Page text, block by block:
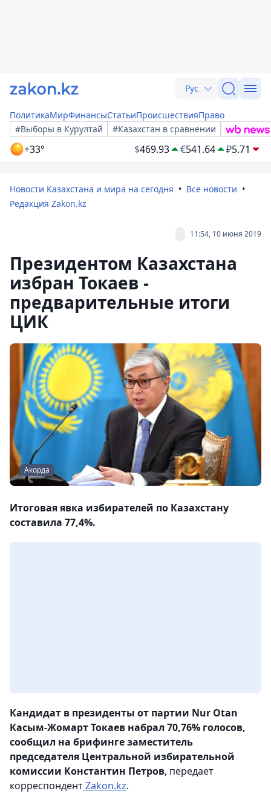
Рус
ПолитикаМирФинансыСтатьиПроисшествияПраво
#Выборы в Курултай
#Казахстан в сравнении
+33° $469.93 €541.64 ₽5.71
Новости Казахстана и мира на сегодня
Все новости
Редакция Zakon.kz
11:54, 10 июня 2019
Президентом Казахстана
избран Токаев -
предварительные итоги
ЦИК
Акорда
Итоговая явка избирателей по Казахстану
составила 77,4%.
Кандидат в президенты от партии Nur Otan
Касым-Жомарт Токаев набрал 70,76% голосов,
сообщил на брифинге заместитель
председателя Центральной избирательной
комиссии Константин Петров, передает
корреспондентZakon.kz.